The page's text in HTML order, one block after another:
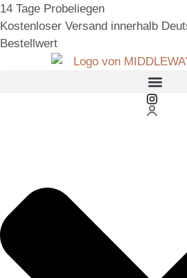
14 Tage Probeliegen
Kostenloser Versand innerhalb
Bestellwert